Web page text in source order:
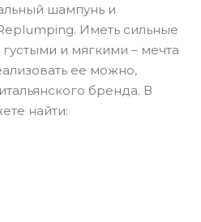
шампунь и
Иметь сильные
и мягкими – мечта
ее можно,
бренда. В
найти: